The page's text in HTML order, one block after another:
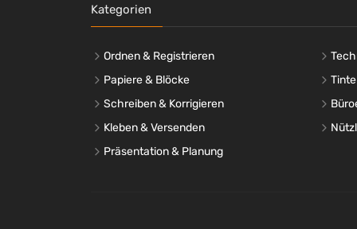
ECS
Energizer®(+72)
Epson (+3)
ErgoTrading(+9)
ERGOTRON(+4)
Esselte (+4)
Kategorien
Ordnen & Registrieren
Papiere & Blöcke
Schreiben & Korrigieren
Kleben & Versenden
Präsentation & Planung